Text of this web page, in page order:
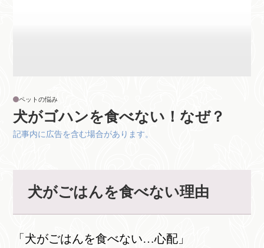
犬がゴハンを食べない！なぜ？
記事内に広告を含む場合があります。
ペットの悩み
犬がごはんを食べない理由
「犬がごはんを食べない…心配」